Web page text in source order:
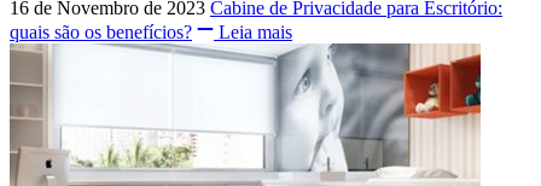
16 de Novembro de 2023 Cabine de Privacidade para Escritório:
quais são os benefícios?
Leia mais